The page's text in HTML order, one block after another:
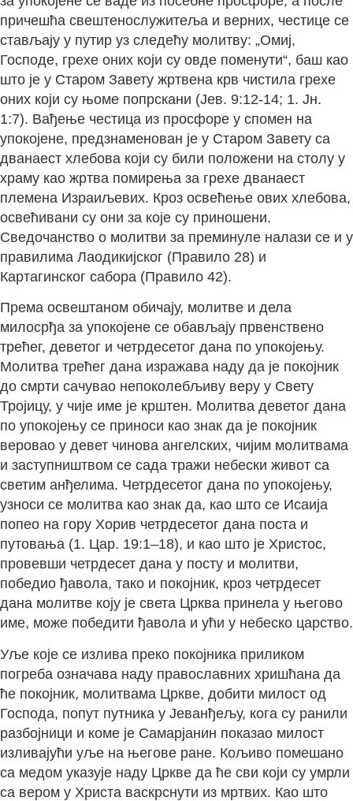
причешћа свештенослужитеља и верних, честице се
стављају у путир уз следећу молитву: „Омиј,
Господе, грехе оних који су овде поменути“, баш као
што је у Старом Завету жртвена крв чистила грехе
оних који су њоме попрскани (Јев. 9:12-14; 1. Јн.
1:7). Вађење честица из просфоре у спомен на
упокојене, предзнаменован је у Старом Завету са
дванаест хлебова који су били положени на столу у
храму као жртва помирења за грехе дванаест
племена Израиљевих. Кроз освећење ових хлебова,
освећивани су они за које су приношени.
Сведочанство о молитви за преминуле налази се и у
правилима Лаодикијског (Правило 28) и
Картагинског сабора (Правило 42).
Према освештаном обичају, молитве и дела
милосрђа за упокојене се обављају првенствено
трећег, деветог и четрдесетог дана по упокојењу.
Молитва трећег дана изражава наду да је покојник
до смрти сачувао непоколебљиву веру у Свету
Тројицу, у чије име је крштен. Молитва деветог дана
по упокојењу се приноси као знак да је покојник
веровао у девет чинова ангелских, чијим молитвама
и заступништвом се сада тражи небески живот са
светим анђелима. Четрдесетог дана по упокојењу,
узноси се молитва као знак да, као што се Исаија
попео на гору Хорив четрдесетог дана поста и
путовања (1. Цар. 19:1–18), и као што је Христос,
провевши четрдесет дана у посту и молитви,
победио ђавола, тако и покојник, кроз четрдесет
дана молитве коју је света Црква принела у његово
име, може победити ђавола и ући у небеско царство.
Уље које се излива преко покојника приликом
погреба означава наду православних хришћана да
ће покојник, молитвама Цркве, добити милост од
Господа, попут путника у Јеванђељу, кога су ранили
разбојници и коме је Самарјанин показао милост
изливајући уље на његове ране. Кољиво помешано
са медом указује наду Цркве да ће сви који су умрли
са вером у Христа васкрснути из мртвих. Као што